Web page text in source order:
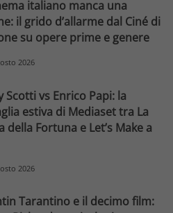
italiano manca una
il grido d’allarme dal Ciné di
su opere prime e genere
2026
Scotti vs Enrico Papi: la
estiva di Mediaset tra La
della Fortuna e Let’s Make a
2026
Tarantino e il decimo film: